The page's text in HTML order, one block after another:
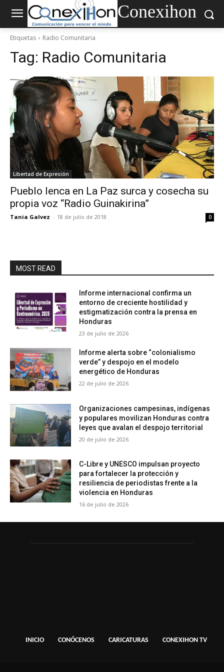
Conexihon
Etiquetas Radio Comunitaria
Tag: Radio Comunitaria
Libertad de Expresión
Pueblo lenca en La Paz surca y cosecha su
propia voz “Radio Guinakirina”
Tania Galvez - 18 de julio de 2018 0
MOST READ
Informe internacional confirma un
entorno de creciente hostilidad y
estigmatización contra la prensa en
Honduras
23 de julio de 2026
Informe alerta sobre “colonialismo
verde” y despojo en el modelo
energético de Honduras
22 de julio de 2026
Organizaciones campesinas, indígenas
y populares movilizan Honduras contra
leyes que avalan el despojo territorial
20 de julio de 2026
C-Libre y UNESCO impulsan proyecto
para fortalecer la protección y
resiliencia de periodistas frente a la
violencia en Honduras
16 de julio de 2026
INICIO CONÓCENOS CARICATURAS CONEXIHON TV